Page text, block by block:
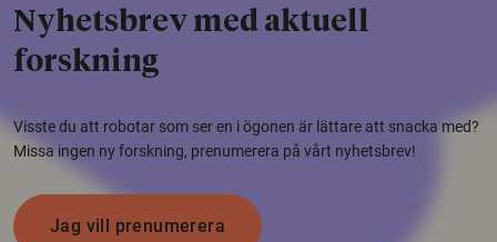
Nyhetsbrev med aktuell
forskning
Visste du att robotar som ser en i ögonen är lättare att snacka med?
Missa ingen ny forskning, prenumerera på vårt nyhetsbrev!
Jag vill prenumerera